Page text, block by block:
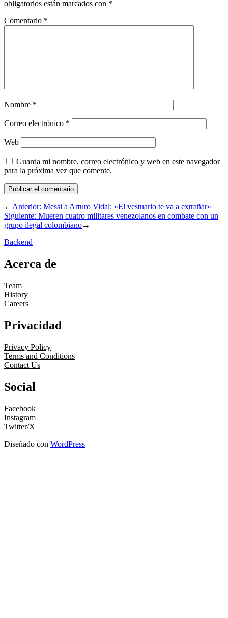
obligatorios están marcados con *
Comentario *
Nombre *
Correo electrónico *
Web
Guarda mi nombre, correo electrónico y web en este navegador
para la próxima vez que comente.
←Anterior: Messi a Arturo Vidal: «El vestuario te va a extrañar»
Siguiente: Mueren cuatro militares venezolanos en combate con un
grupo ilegal colombiano→
Backend
Acerca de
Team
History
Careers
Privacidad
Privacy Policy
Terms and Conditions
Contact Us
Social
Facebook
Instagram
Twitter/X
Diseñado con WordPress